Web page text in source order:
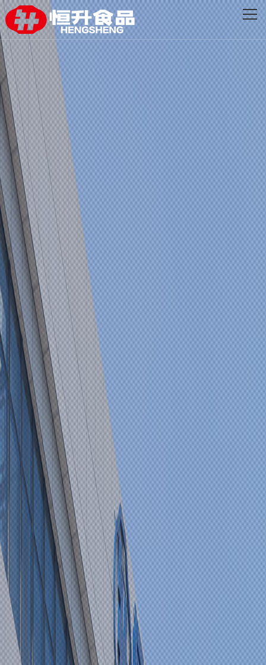
网站首页
关于恒升
创新发展
品牌产品
新闻资讯
联系我们